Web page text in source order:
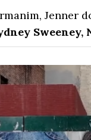
Jenner
Sweeney,